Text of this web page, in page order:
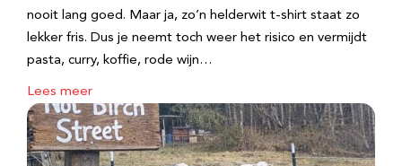
nooit lang goed. Maar ja, zo’n helderwit t-shirt staat zo
lekker fris. Dus je neemt toch weer het risico en vermijdt
pasta, curry, koffie, rode wijn…
Lees meer